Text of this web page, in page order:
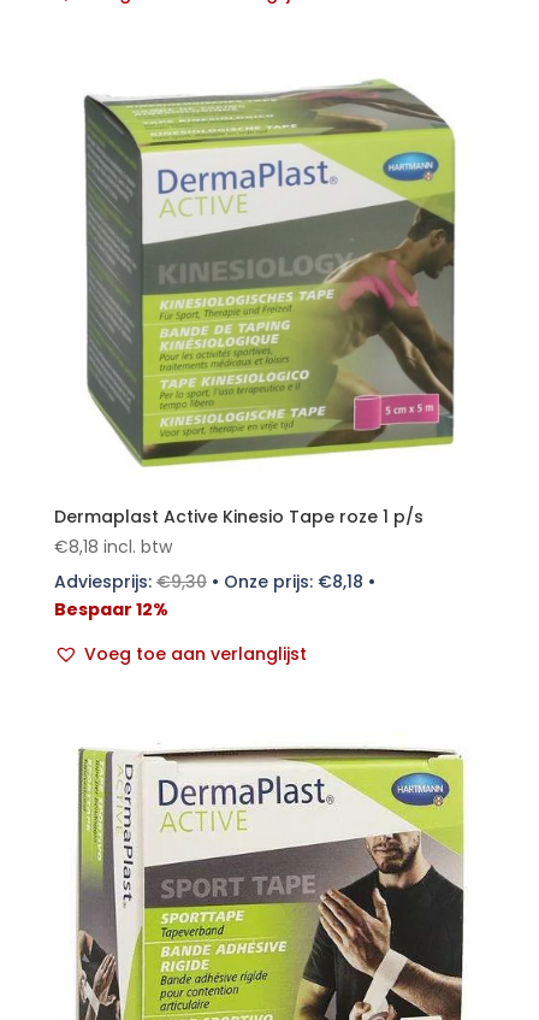
Dermaplast Active Kinesio Tape roze 1 p/s
€8,18 incl. btw
Adviesprijs:€9,30• Onze prijs: €8,18 •
Bespaar 12%
Voeg toe aan verlanglijst